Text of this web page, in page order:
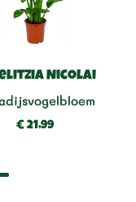
Nicolai
€ 21,99